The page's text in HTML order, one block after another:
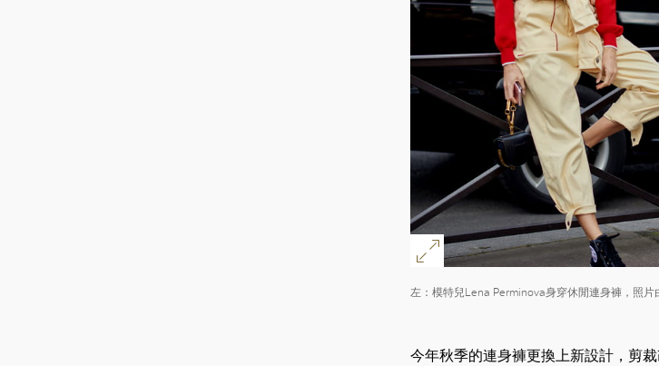
左：模特兒Lena Perminova身穿休閒連身褲，照
今年秋季的連身褲更換上新設計，剪